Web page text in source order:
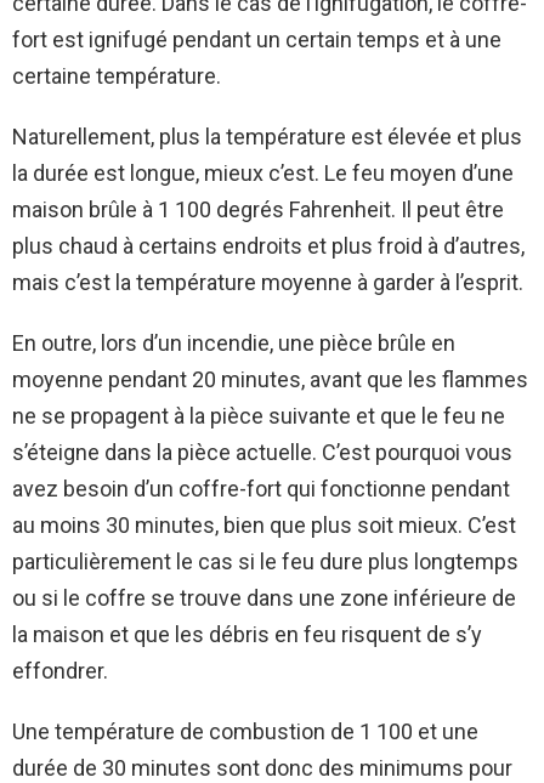
fort est ignifugé pendant un certain temps et à une
certaine température.
Naturellement, plus la température est élevée et plus
la durée est longue, mieux c’est. Le feu moyen d’une
maison brûle à 1 100 degrés Fahrenheit. Il peut être
plus chaud à certains endroits et plus froid à d’autres,
mais c’est la température moyenne à garder à l’esprit.
En outre, lors d’un incendie, une pièce brûle en
moyenne pendant 20 minutes, avant que les flammes
ne se propagent à la pièce suivante et que le feu ne
s’éteigne dans la pièce actuelle. C’est pourquoi vous
avez besoin d’un coffre-fort qui fonctionne pendant
au moins 30 minutes, bien que plus soit mieux. C’est
particulièrement le cas si le feu dure plus longtemps
ou si le coffre se trouve dans une zone inférieure de
la maison et que les débris en feu risquent de s’y
effondrer.
Une température de combustion de 1 100 et une
durée de 30 minutes sont donc des minimums pour